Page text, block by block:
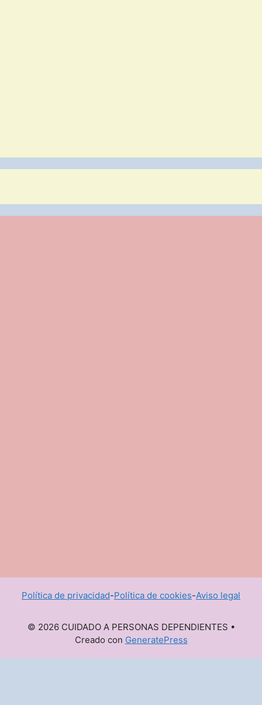
Política de privacidad-Política de cookies-Aviso legal
© 2026 CUIDADO A PERSONAS DEPENDIENTES •
Creado con GeneratePress